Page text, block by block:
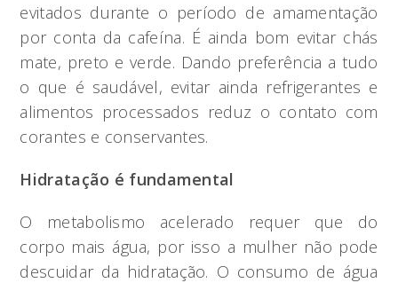
evitados durante o período de amamentação
por conta da cafeína. É ainda bom evitar chás
mate, preto e verde. Dando preferência a tudo
o que é saudável, evitar ainda refrigerantes e
alimentos processados reduz o contato com
corantes e conservantes.
Hidratação é fundamental
O metabolismo acelerado requer que do
corpo mais água, por isso a mulher não pode
descuidar da hidratação. O consumo de água